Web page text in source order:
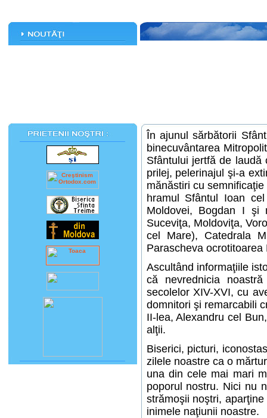
În ajunul sărbătorii
binecuvântarea
Sfântului jertfă de
prilej, pelerinajul şi-a
mănăstiri cu
hramul Sfântul Ioan
Moldovei, Bogdan I şi
Suceviţa, Moldoviţa,
cel Mare), Catedrala
Parascheva ocrotitoarea
Ascultând informaţiile
că nevrednicia
secolelor XIV-XVI, cu
domnitori şi remarcabili
II-lea, Alexandru cel
alţii.
Biserici, picturi,
zilele noastre ca o
una din cele mai mari
poporul nostru. Nici nu
strămoşii noştri,
inimele naţiunii noastre.